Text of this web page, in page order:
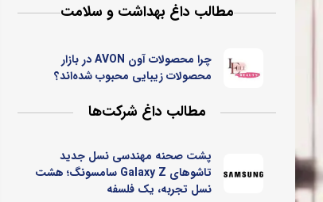
مطالب داغ بهداشت و سلامت
چرا محصولات آون AVON در بازار
محصولات زیبایی محبوب شده‌اند؟
مطالب داغ شرکت‌ها
پشت صحنه مهندسی نسل جدید
تاشوهای Galaxy Z سامسونگ؛ هشت
نسل تجربه، یک فلسفه